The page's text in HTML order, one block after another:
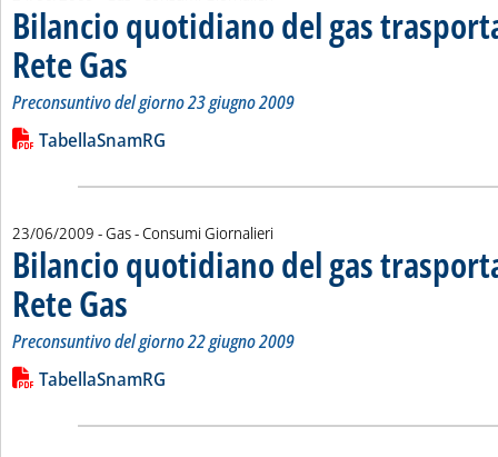
Bilancio quotidiano del gas
Rete Gas . Sottotitolo: Preconsuntivo del giorno 23 giugno 2009
. Pubblicata mercoledì 24 giugno 2009 alle 15.40.
Preconsuntivo del giorno 23 giugno 2009
Leggi tutta la notizia: 'Bilancio quotidiano del gas
Lista allegati PDF alla notizia
TabellaSnamRG
23/06/2009 - Gas - Consumi Giornalieri
Bilancio quotidiano del gas
Rete Gas . Sottotitolo: Preconsuntivo del giorno 22 giugno 2009
. Pubblicata martedì 23 giugno 2009 alle 16.22.
Preconsuntivo del giorno 22 giugno 2009
Leggi tutta la notizia: 'Bilancio quotidiano del gas
Lista allegati PDF alla notizia
TabellaSnamRG